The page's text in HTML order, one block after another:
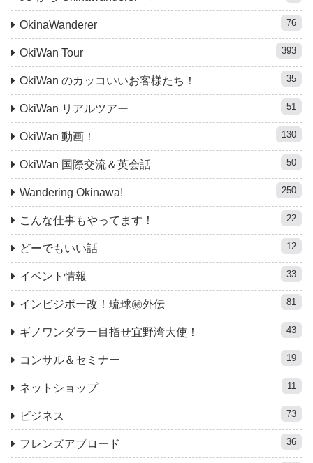
OkinaWanderer 76
OkiWan Tour 393
OkiWan のカッコいいお客様たち！ 35
OkiWan リアルツアー 51
OkiWan 動画！ 130
OkiWan 国際交流＆英会話 50
Wandering Okinawa! 250
こんな仕事もやってます！ 22
どーでもいい話 12
イベント情報 33
インビジボー改！琉球㊙︎外伝 81
ギノワンダラー目指せ宜野湾大使！ 43
コンサル＆セミナー 19
ネットショップ 11
ビジネス 73
フレンズアブロード 36